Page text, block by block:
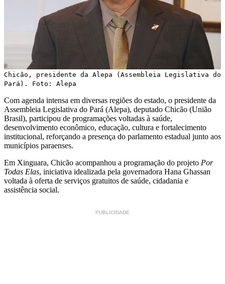
Chicão, presidente da Alepa (Assembleia Legislativa do
Pará). Foto: Alepa
Com agenda intensa em diversas regiões do estado, o presidente da
Assembleia Legislativa do Pará (Alepa), deputado Chicão (União
Brasil), participou de programações voltadas à saúde,
desenvolvimento econômico, educação, cultura e fortalecimento
institucional, reforçando a presença do parlamento estadual junto aos
municípios paraenses.
Em Xinguara, Chicão acompanhou a programação do projeto Por
Todas Elas, iniciativa idealizada pela governadora Hana Ghassan
voltada à oferta de serviços gratuitos de saúde, cidadania e
assistência social.
PUBLICIDADE